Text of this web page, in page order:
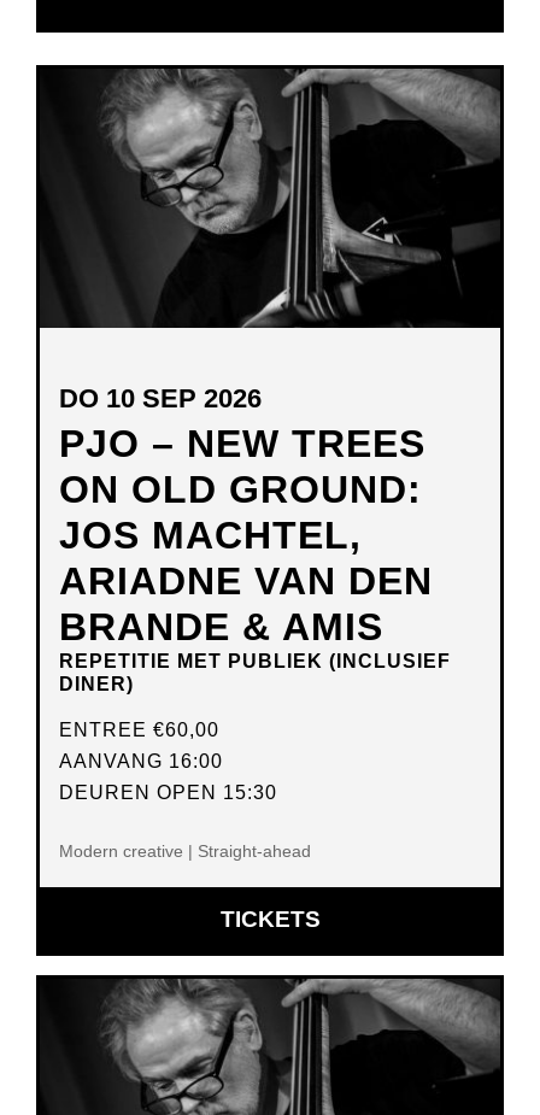
PJO – NEW TREES
ON OLD GROUND:
JOS MACHTEL,
ARIADNE VAN DEN
BRANDE & AMIS
REPETITIE MET PUBLIEK (INCLUSIEF
DINER)
DO 10 SEP 2026
ENTREE €60,00
AANVANG 16:00
DEUREN OPEN 15:30
Modern creative | Straight-ahead
TICKETSOPENT
IN
NIEUW
VENSTER